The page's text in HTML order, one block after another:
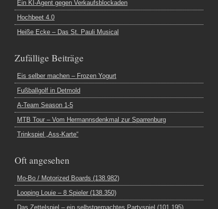
Ein KI-Agent gegen Verkaufsblockaden
Hochbeet 4.0
Heiße Ecke – Das St. Pauli Musical
Zufällige Beiträge
Eis selber machen – Frozen Yogurt
Fußballgolf in Detmold
A-Team Season 1-5
MTB Tour – Vom Hermannsdenkmal zur Sparrenburg
Trinkspiel „Ass-Karte“
Oft angesehen
Mo-Bo / Motorized Boards (138.982)
Looping Louie – 8 Spieler (138.350)
Das Zettelspiel – ein selbstgemachtes Partyspiel (101.195)